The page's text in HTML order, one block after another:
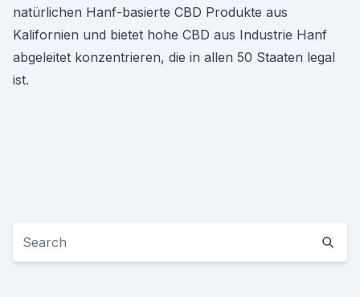
natürlichen Hanf-basierte CBD Produkte aus
Kalifornien und bietet hohe CBD aus Industrie Hanf
abgeleitet konzentrieren, die in allen 50 Staaten legal
ist.